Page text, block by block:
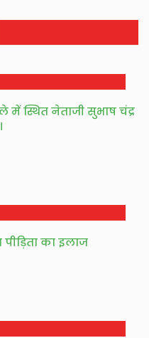
में स्थित नेताजी सुभाष चंद्र
का इलाज